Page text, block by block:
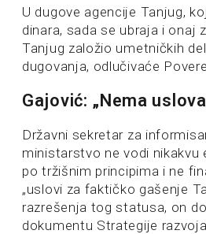
U dugove agencije Tanjug,
dinara, sada se ubraja i onaj
Tanjug založio umetničkih
dugovanja, odlučivaće
Gajović: „Nema
Državni sekretar za
ministarstvo ne vodi nikakvu
po tržišnim principima i ne
„uslovi za faktičko gašenje
razrešenja tog statusa, on
dokumentu Strategije